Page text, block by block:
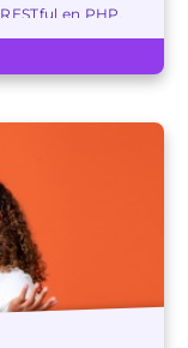
en PHP,